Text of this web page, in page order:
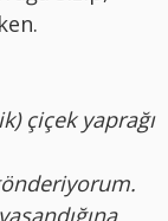
çiçek yaprağı